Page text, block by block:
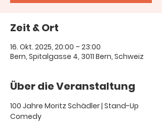
Zeit & Ort
16. Okt. 2025, 20:00 – 23:00
Bern, Spitalgasse 4, 3011 Bern, Schweiz
Über die Veranstaltung
100 Jahre Moritz Schädler | Stand-Up
Comedy